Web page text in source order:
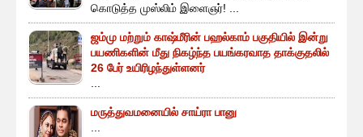
கொடுத்த முஸ்லிம் இளைஞர்! ...
ஜம்மு மற்றும் காஷ்மீரின் பஹல்காம் பகுதியில் இன்று
பயணிகளின் மீது நிகழ்ந்த பயங்கரவாத தாக்குதலில்
26 பேர் உயிரிழந்துள்ளனர்
மருத்துவமனையில் சாய்ரா பானு